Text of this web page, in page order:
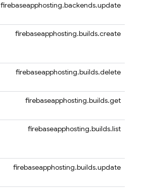
firebaseapphosting.backends.update
firebaseapphosting.builds.create
firebaseapphosting.builds.delete
firebaseapphosting.builds.get
firebaseapphosting.builds.list
firebaseapphosting.builds.update